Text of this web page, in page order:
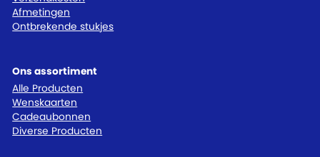
Afmetingen
Ontbrekende stukjes
Ons assortiment
Alle Producten
Wenskaarten
Cadeaubonnen
Diverse Producten